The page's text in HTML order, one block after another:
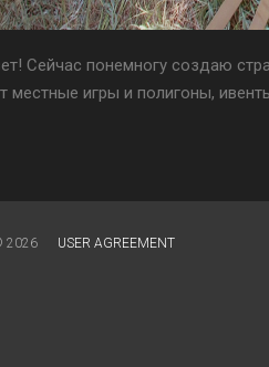
Сейчас понемногу создаю
местные игры и полигоны,
2026 USER AGREEMENT